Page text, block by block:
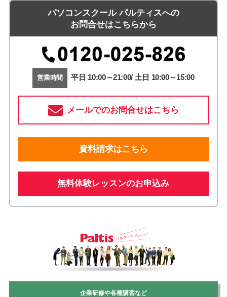
パソコンスクール パルティスへの
お問合せはこちらから
営業時間 平日 10:00～21:00/ 土日 10:00～15:00
メールでのお問合せはこちら
資料請求はこちら
無料体験レッスンのお申込み
企業研修や各種講習など